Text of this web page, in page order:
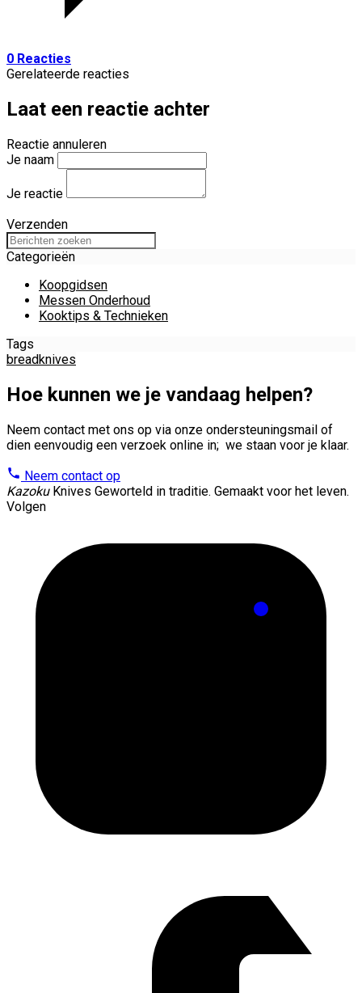
0 Reacties
Gerelateerde reacties
Laat een reactie achter
Reactie annuleren
Je naam
Je reactie
Verzenden
Categorieën
Koopgidsen
Messen Onderhoud
Kooktips & Technieken
Tags
breadknives
Hoe kunnen we je vandaag helpen?
Neem contact met ons op via onze ondersteuningsmail of
dien eenvoudig een verzoek online in; we staan voor je klaar.
Neem contact op
KazokuKnives Geworteld in traditie. Gemaakt voor het leven.
Volgen